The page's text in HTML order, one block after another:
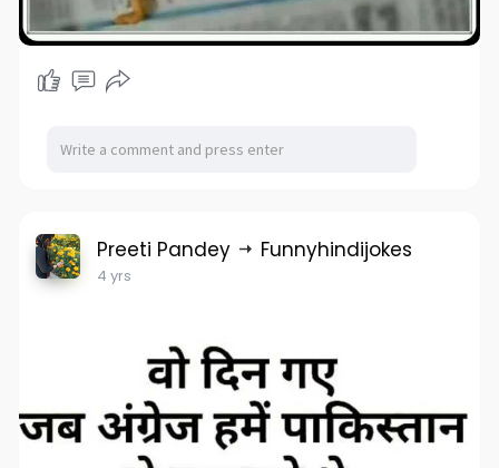
Preeti Pandey Funnyhindijokes
4 yrs